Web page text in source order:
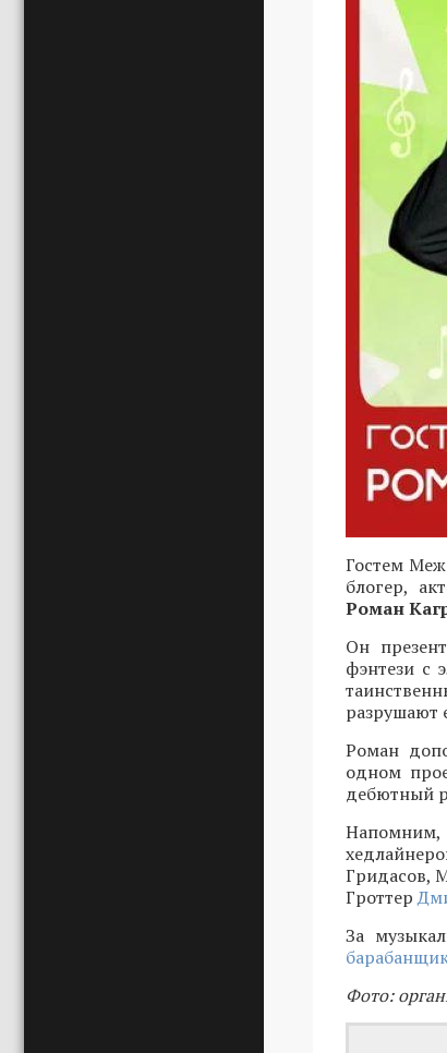
Гостем
блогер,
Роман
Он
фэнтези с
разрушают
Роман
одном
дебютный
Напомним,
Гридасов,
Гроттер
За
Фото: